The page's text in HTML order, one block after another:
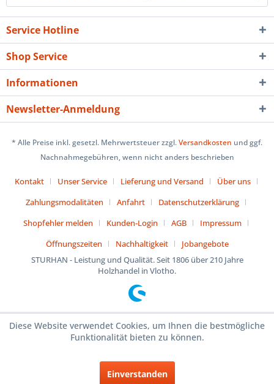
Service Hotline
Shop Service
Informationen
Newsletter-Anmeldung
* Alle Preise inkl. gesetzl. Mehrwertsteuer zzgl.Versandkosten und ggf.
Nachnahmegebühren, wenn nicht anders beschrieben
Kontakt Unser Service Lieferung und Versand
Über uns
Zahlungsmodalitäten
Anfahrt
Datenschutzerklärung
Shopfehler melden
Kunden-Login AGB
Impressum
Öffnungszeiten
Nachhaltigkeit
Jobangebote
STURHAN - Leistung und Qualität. Seit 1806 über 210 Jahre
Holzhandel in Vlotho.
Diese Website verwendet Cookies, um Ihnen die bestmögliche
Funktionalität bieten zu können.
Einverstanden